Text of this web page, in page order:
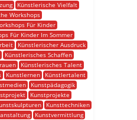
Künstlerische Vielfalt
Workshops
Für Kinder
Für Kinder Im Sommer
Künstlerischer Ausdruck
Künstlerisches Schaffen
Künstlerisches Talent
Kunstlernen
Künstlertalent
Kunstpädagogik
Kunstprojekte
Kunsttechniken
Kunstvermittlung